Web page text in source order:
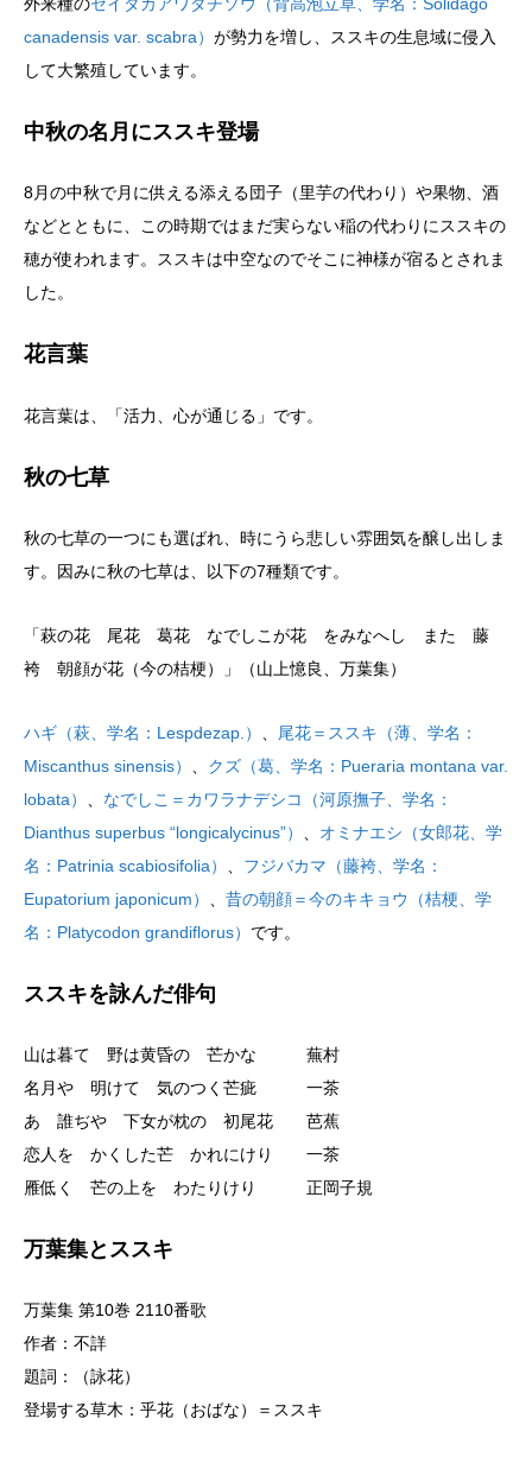
canadensis var. scabra） が勢力を増し、ススキの生息域に侵入
して大繁殖しています。
中秋の名月にススキ登場
8月の中秋で月に供える添える団子（里芋の代わり）や果物、酒
などとともに、この時期ではまだ実らない稲の代わりにススキの
穂が使われます。ススキは中空なのでそこに神様が宿るとされま
した。
花言葉
花言葉は、「活力、‎心が通じる」です。
秋の七草
秋の七草の一つにも選ばれ、時にうら悲しい雰囲気を醸し出しま
す。因みに秋の七草は、以下の7種類です。
「萩の花 尾花 葛花 なでしこが花 をみなへし また 藤
袴 朝顔が花（今の桔梗）」（山上憶良、万葉集）
ハギ（萩、学名：Lespdezap.）
尾花＝ススキ（薄、学名：
Miscanthus sinensis）
クズ（葛、学名：Pueraria montana var.
lobata）
なでしこ＝カワラナデシコ（河原撫子、学名：
Dianthus superbus “longicalycinus”）
オミナエシ（女郎花、学
名：Patrinia scabiosifolia）
フジバカマ（藤袴、学名：
Eupatorium japonicum）
昔の朝顔＝今のキキョウ（桔梗、学
名：Platycodon grandiflorus） です。
ススキを詠んだ俳句
山は暮て 野は黄昏の 芒かな 蕪村
名月や 明けて 気のつく芒疵 一茶
あゝ誰ぢや 下女が枕の 初尾花 芭蕉
恋人を かくした芒 かれにけり 一茶
雁低く 芒の上を わたりけり 正岡子規
万葉集とススキ
万葉集 第10巻 2110番歌
作者：不詳
題詞：（詠花）
登場する草木：乎花（おばな）＝ススキ